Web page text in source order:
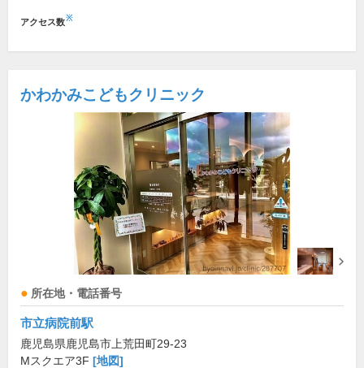
アクセス数※
かわかみこどもクリニック
所在地・電話番号
市立病院前駅
鹿児島県鹿児島市上荒田町29-23
Mスクエア3F [地図]